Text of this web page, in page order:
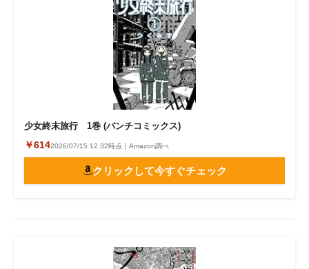
少女終末旅行 1巻 (バンチコミックス)
￥6142026/07/15 12:32時点｜Amazon調べ
クリックして今すぐチェック